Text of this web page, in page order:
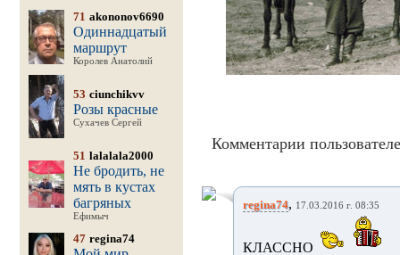
71 akononov6690
Одиннадцатый
маршрут
Королев Анатолий
53 ciunchikvv
Розы красные
Сухачев Сергей
51 lalalala2000
Не бродить, не
мять в кустах
багряных
Ефимыч
47 regina74
Комментарии
regina74, 17.03.2016 г. 08:35
КЛАССНО